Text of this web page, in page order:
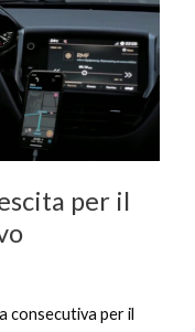
per il
consecutiva per il